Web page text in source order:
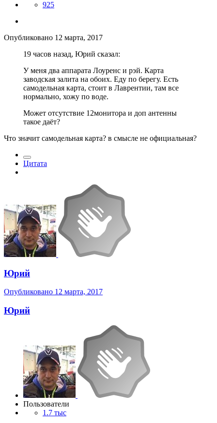
925
Опубликовано 12 марта, 2017
19 часов назад, Юрий сказал:
У меня два аппарата Лоуренс и рэй. Карта
заводская залита на обоих. Еду по берегу. Есть
самодельная карта, стоит в Лаврентии, там все
нормально, хожу по воде.
Может отсутствие 12монитора и доп антенны
такое даёт?
Что значит самодельная карта? в смысле не официальная?
Цитата
Юрий
Опубликовано 12 марта, 2017
Юрий
Пользователи
1.7 тыс